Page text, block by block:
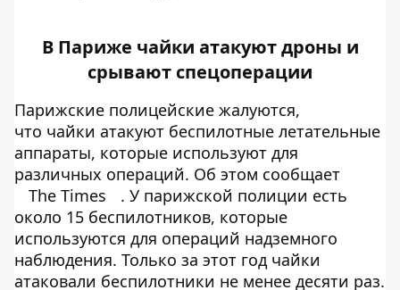
В Париже чайки атакуют дроны и
срывают спецоперации
Парижские полицейские жалуются,
что чайки атакуют беспилотные летательные
аппараты, которые используют для
различных операций. Об этом сообщает
The Times
. У парижской полиции есть
около 15 беспилотников, которые
используются для операций надземного
наблюдения. Только за этот год чайки
атаковали беспилотники не менее десяти раз.